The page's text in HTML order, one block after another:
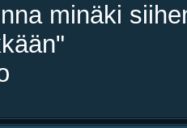
minäki